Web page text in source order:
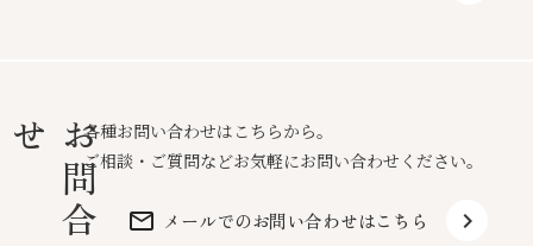
お
問
合
せ
各種お問い合わせはこちらから。
ご相談・ご質問などお気軽にお問い合わせください。
mail_outline メールでのお問い合わせはこちら keyboard_arrow_right